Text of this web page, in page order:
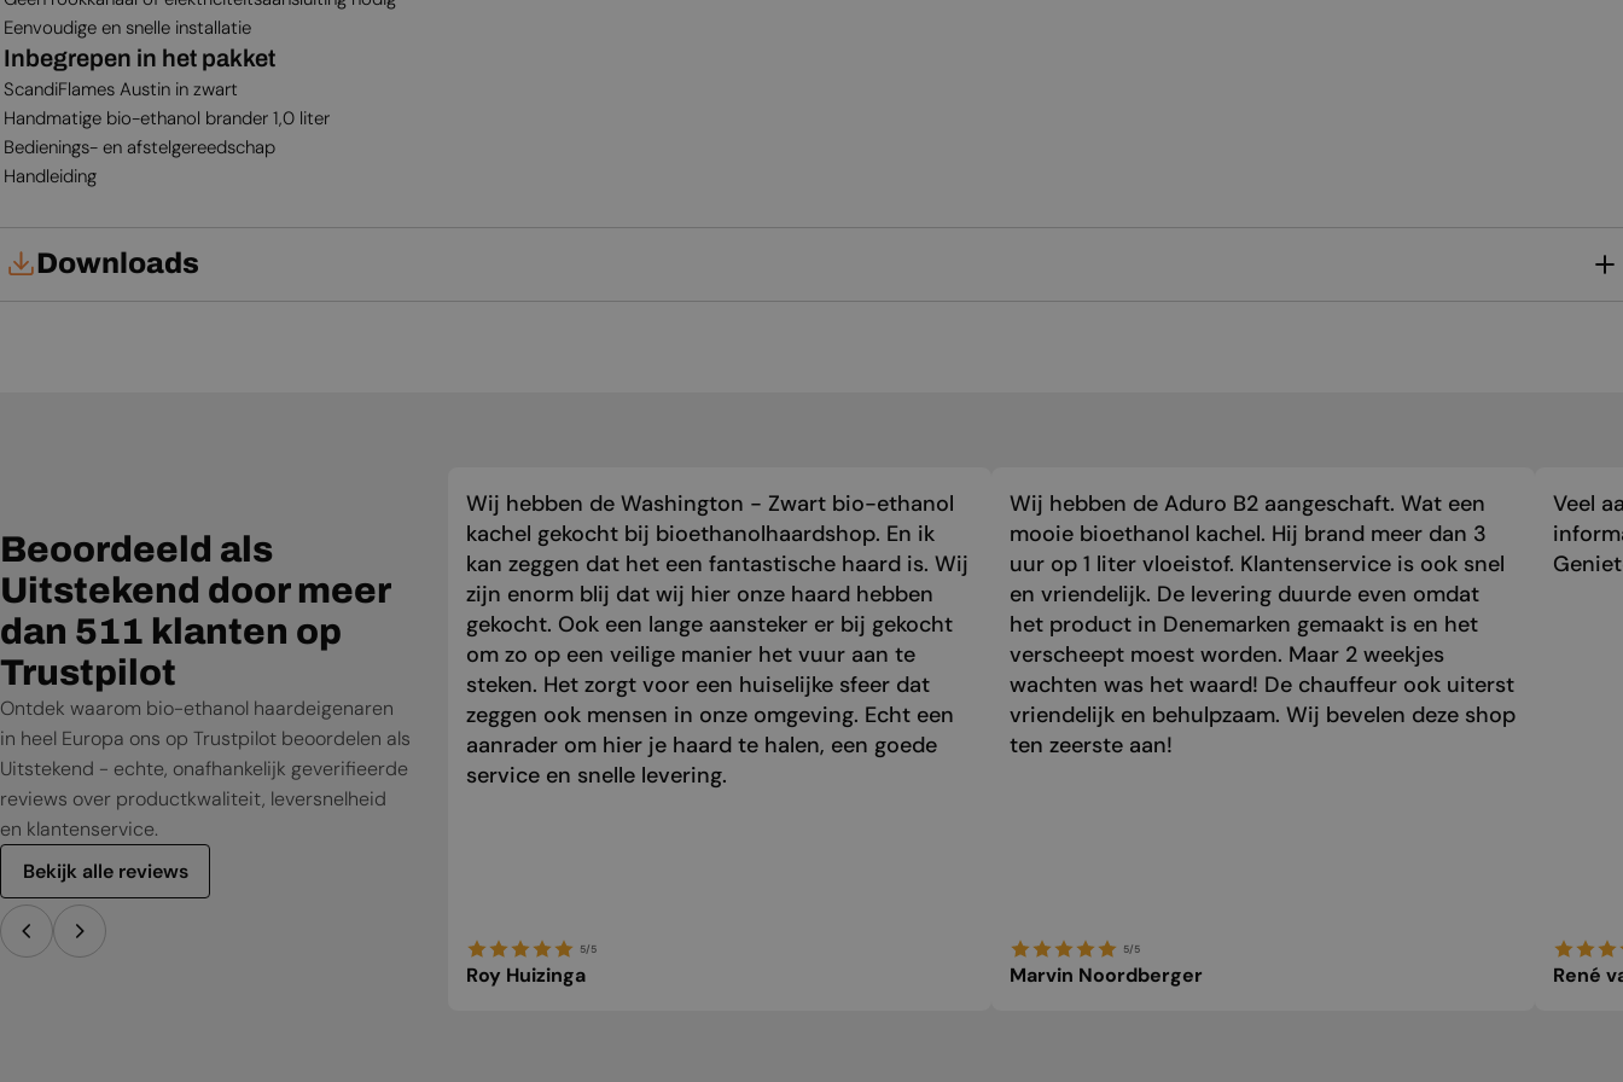
Eenvoudige en snelle installatie
Inbegrepen in het pakket
ScandiFlames Austin in zwart
Handmatige bio-ethanol brander 1,0 liter
Bedienings- en afstelgereedschap
Handleiding
Downloads
Beoordeeld als
Uitstekend door meer
dan 511 klanten op
Trustpilot
Ontdek waarom bio-ethanol haardeigenaren
in heel Europa ons op Trustpilot beoordelen als
Uitstekend - echte, onafhankelijk geverifieerde
reviews over productkwaliteit, leversnelheid
en klantenservice.
Bekijk alle reviews
Wij hebben de Washington - Zwart bio-ethanol
kachel gekocht bij bioethanolhaardshop. En ik
kan zeggen dat het een fantastische haard is. Wij
zijn enorm blij dat wij hier onze haard hebben
gekocht. Ook een lange aansteker er bij gekocht
om zo op een veilige manier het vuur aan te
steken. Het zorgt voor een huiselijke sfeer dat
zeggen ook mensen in onze omgeving. Echt een
aanrader om hier je haard te halen, een goede
service en snelle levering.
5/5
Roy Huizinga
Wij hebben de Aduro B2 aangeschaft. Wat een
mooie bioethanol kachel. Hij brand meer dan 3
uur op 1 liter vloeistof. Klantenservice is ook snel
en vriendelijk. De levering duurde even omdat
het product in Denemarken gemaakt is en het
verscheept moest worden. Maar 2 weekjes
wachten was het waard! De chauffeur ook uiterst
vriendelijk en behulpzaam. Wij bevelen deze shop
ten zeerste aan!
5/5
Marvin Noordberger
Veel
René
SLOVAK
UKRAINIAN